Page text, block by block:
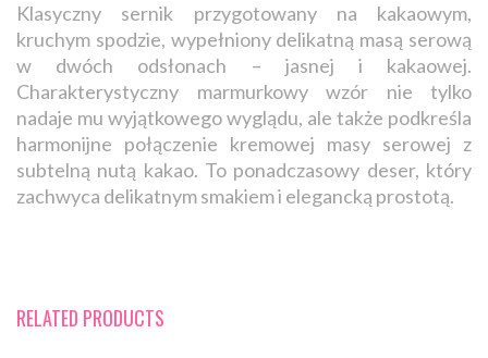
Klasyczny sernik przygotowany na kakaowym,
kruchym spodzie, wypełniony delikatną masą serową
w dwóch odsłonach – jasnej i kakaowej.
Charakterystyczny marmurkowy wzór nie tylko
nadaje mu wyjątkowego wyglądu, ale także podkreśla
harmonijne połączenie kremowej masy serowej z
subtelną nutą kakao. To ponadczasowy deser, który
zachwyca delikatnym smakiem i elegancką prostotą.
RELATED PRODUCTS